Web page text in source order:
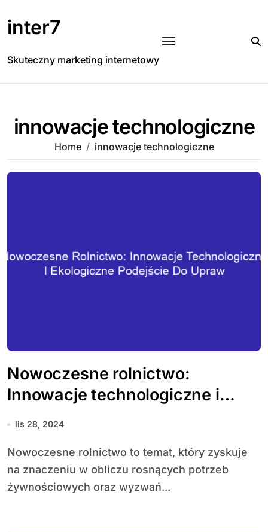
to
content
inter7
Skuteczny marketing internetowy
innowacje technologiczne
Home innowacje technologiczne
Nowoczesne rolnictwo:
Innowacje technologiczne i
ekologiczne podejście do upraw
lis 28, 2024
Nowoczesne rolnictwo to temat, który zyskuje
na znaczeniu w obliczu rosnących potrzeb
żywnościowych oraz wyzwań...